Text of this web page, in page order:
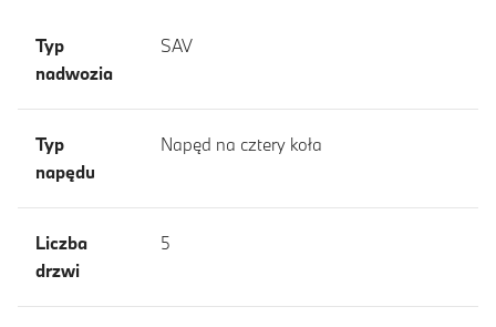
Typ
nadwozia
SAV
Typ
napędu
Napęd na cztery koła
Liczba
drzwi
5